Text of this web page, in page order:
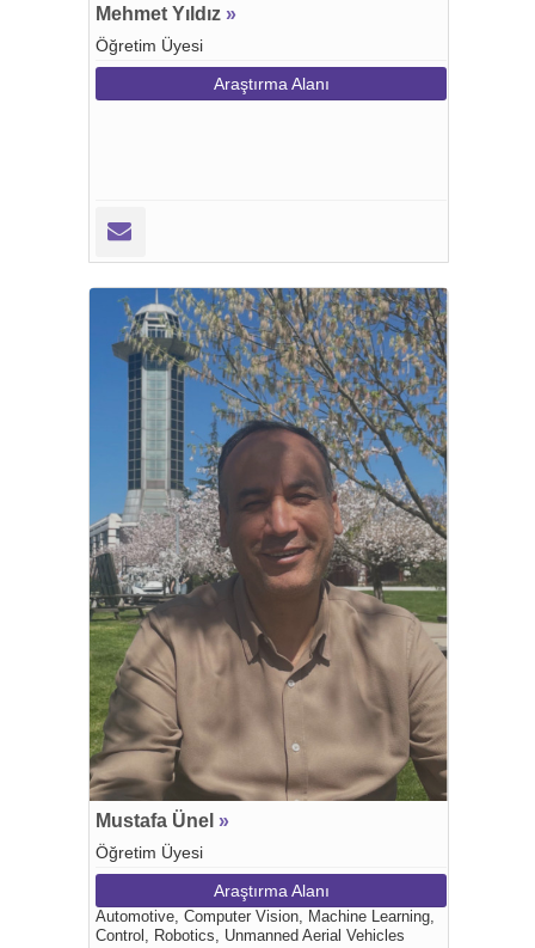
Mehmet Yıldız »
Öğretim Üyesi
Araştırma Alanı
Mustafa Ünel »
Öğretim Üyesi
Araştırma Alanı
Automotive, Computer Vision, Machine Learning,
Control, Robotics, Unmanned Aerial Vehicles